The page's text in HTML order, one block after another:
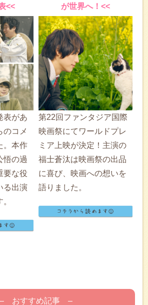
<<
表があ
のコメ
。本作
悟の過
要な役
る出演
が世界へ！<<
第22回ファンタジア国際
映画祭にてワールドプレ
ミア上映が決定！主演の
福士蒼汰は映画祭の出品
に喜び、映画への想いを
語りました。
– おすすめ記事 –